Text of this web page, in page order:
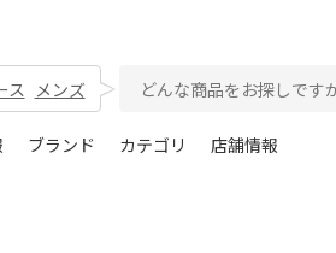
ス メンズ
ブランド カテゴリ 店舗情報